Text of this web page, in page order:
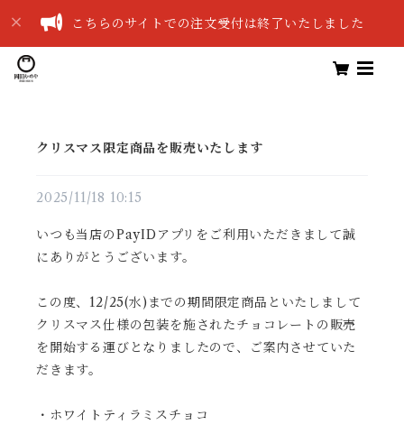
こちらのサイトでの注文受付は終了いたしました
クリスマス限定商品を販売いたします
2025/11/18 10:15
いつも当店のPayIDアプリをご利用いただきまして誠
にありがとうございます。
この度、12/25(水)までの期間限定商品といたしまして
クリスマス仕様の包装を施されたチョコレートの販売
を開始する運びとなりましたので、ご案内させていた
だきます。
・ホワイトティラミスチョコ